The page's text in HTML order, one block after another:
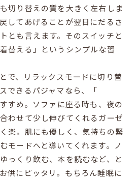
切り替えの質を大きく左右しま
してあげることが翌日にだるさ
とも言えます。そのスイッチと
替える」というシンプルな習
で、リラックスモードに切り替
できるパジャマなら、「
すめ。ソファに座る時も、夜の
わせて少し伸びてくれるガーゼ
楽。肌にも優しく、気持ちの緊
モードへと導いてくれます。ノ
っくり飲む、本を読むなど、と
供にピッタリ。もちろん睡眠に